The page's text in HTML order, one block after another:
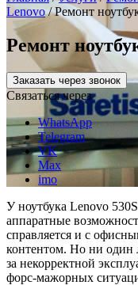
Lenovo/Ремонт
Ремонт
Заказать через звонок
Связаться через
WhatsApp
Telegram
VK
Max
imo
У ноутбука Lenovo
аппаратные
справляется и с
контентом. Но ни один
за некорректной
форс-мажорных